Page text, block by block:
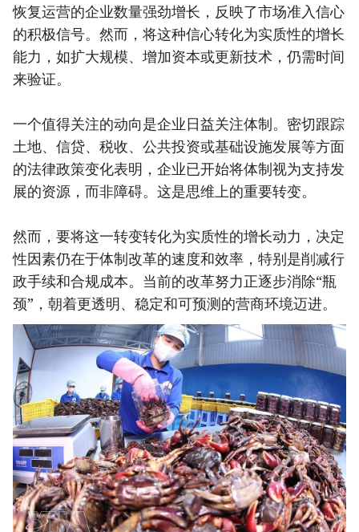
恢复运营的企业数量强劲增长，反映了市场准入信心
的积极信号。然而，将这种信心转化为实质性的增长
能力，如扩大规模、增加资本或更新技术，仍需时间
来验证。
一个值得关注的动向是企业日益关注体制。密切跟踪
土地、信贷、税收、公共投资或基础设施发展等方面
的法律政策变化表明，企业已开始将体制视为支持发
展的资源，而非障碍。这是思维上的重要转变。
然而，要将这一转变转化为实质性的增长动力，决定
性因素仍在于体制改革的速度和效率，特别是削减行
政手续和合规成本。当前的改革努力正逐步消除“瓶
颈”，朝着更透明、稳定和可预测的营商环境迈进。